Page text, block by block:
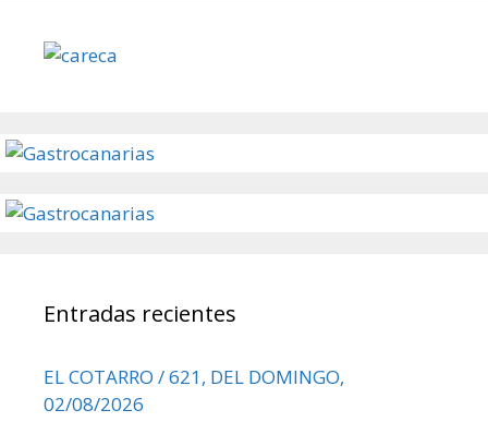
Entradas recientes
EL COTARRO / 621, DEL DOMINGO,
02/08/2026